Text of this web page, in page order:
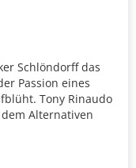
Schlöndorff das
Passion eines
Tony Rinaudo
Alternativen